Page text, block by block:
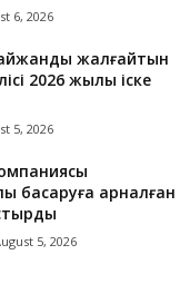
6, 2026
жалғайтын
2026 жылы іске
5, 2026
басқаруға арналған
5, 2026